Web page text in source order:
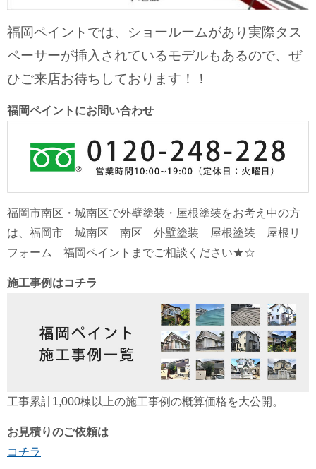
福岡ペイントでは、ショールームがあり実際タス
ペーサーが挿入されているモデルもあるので、ぜ
ひご来店お待ちしております！！
福岡ペイントにお問い合わせ
福岡市南区・城南区で外壁塗装・屋根塗装をお考え中の方
は、福岡市 城南区 南区 外壁塗装 屋根塗装 屋根リ
フォーム 福岡ペイントまでご相談ください★☆
施工事例はコチラ
工事累計1,000棟以上の施工事例の概算価格を大公開。
お見積りのご依頼は
コチラ